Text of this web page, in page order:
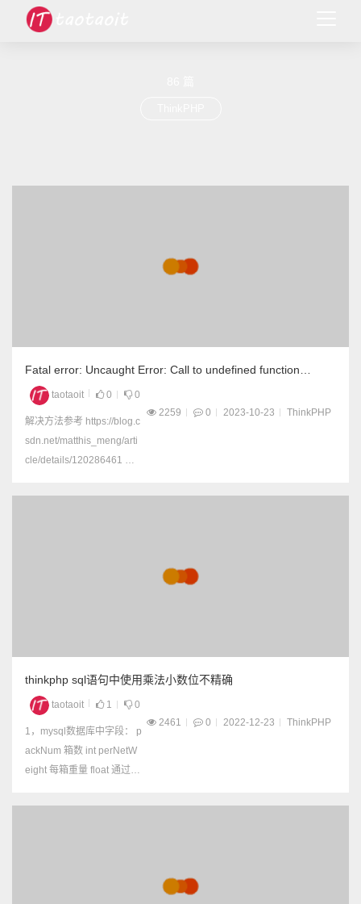
Fatal error: Uncaught Error: Call to undefined function
Think\C() in Library\Think\Think
taotaoit 0
0
2259
0 2023-10-23 ThinkPHP
解决方法参考 https://blog.c
sdn.net/matthis_meng/arti
cle/details/120286461 我
2， 因为Runtime目录权限
thinkphp sql语句中使用乘法小数位不精确
taotaoit 1
0
2461
0 2022-12-23 ThinkPHP
1，mysql数据库中字段： p
ackNum 箱数 int perNetW
eight 每箱重量 float 通过sq
的同时，计算出总重量sum